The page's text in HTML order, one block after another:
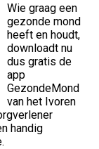
Wie graag een
gezonde mond
heeft en houdt,
downloadt nu
dus gratis de
app
GezondeMond
van het Ivoren
handig